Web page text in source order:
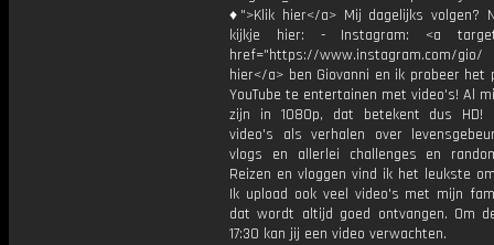
♦">Klik hier</a> Mij dagelijks volgen?
kijkje hier: - Instagram: <a
href="https://www.instagram.com/
hier</a> ben Giovanni en ik probeer het
YouTube te entertainen met video's! Al
zijn in 1080p, dat betekent dus HD!
video's als verhalen over
vlogs en allerlei challenges en
Reizen en vloggen vind ik het leukste
Ik upload ook veel video's met mijn
dat wordt altijd goed ontvangen. Om
17:30 kan jij een video verwachten.